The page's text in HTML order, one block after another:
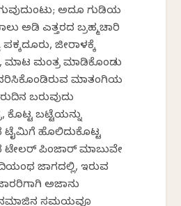
ಅದೂ ಗುಡಿಯ
ಅಡಿ ಎತ್ತರದ ಬ್ರಹ್ಮಚಾರಿ
ಜೀರಾಳಕ್ಕೆ
ಮಾಟ ಮಂತ್ರ ಮಾಡಿಕೊಂಡು
ಮಾತಂಗಿಯ
ಬರುವುದು
ಕೊಟ್ಟ ಬಟ್ಟೆಯನ್ನು
ಟೈಮಿಗೆ ಹೊಲಿದುಕೊಟ್ಟ
ಟೇಲರ್ ಪಿಂಜಾರ್ ಮಾಬುವೇ
ಜಾಗದಲ್ಲಿ, ಇರುವ
ಅಜಾನು